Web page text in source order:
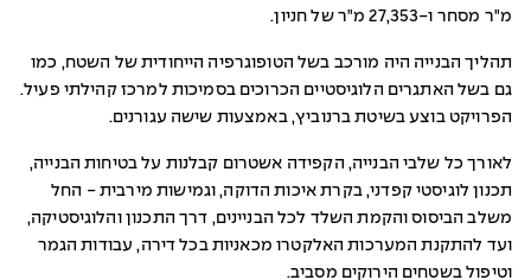
מ"ר מסחר ו-27,353 מ"ר של חניון.
תהליך הבנייה היה מורכב בשל הטופוגרפיה הייחודית של השטח, כמו
גם בשל האתגרים הלוגיסטיים הכרוכים בסמיכות למרכז קהילתי פעיל.
הפרויקט בוצע בשיטת ברנוביץ, באמצעות שישה עגורנים.
לאורך כל שלבי הבנייה, הקפידה אשטרום קבלנות על בטיחות הבנייה,
תכנון לוגיסטי קפדני, בקרת איכות הדוקה, וגמישות מירבית - החל
משלב הביסוס והקמת השלד לכל הבניינים, דרך התכנון והלוגיסטיקה,
ועד להתקנת המערכות האלקטרו מכאניות בכל דירה, עבודות הגמר
וטיפול בשטחים הירוקים מסביב.